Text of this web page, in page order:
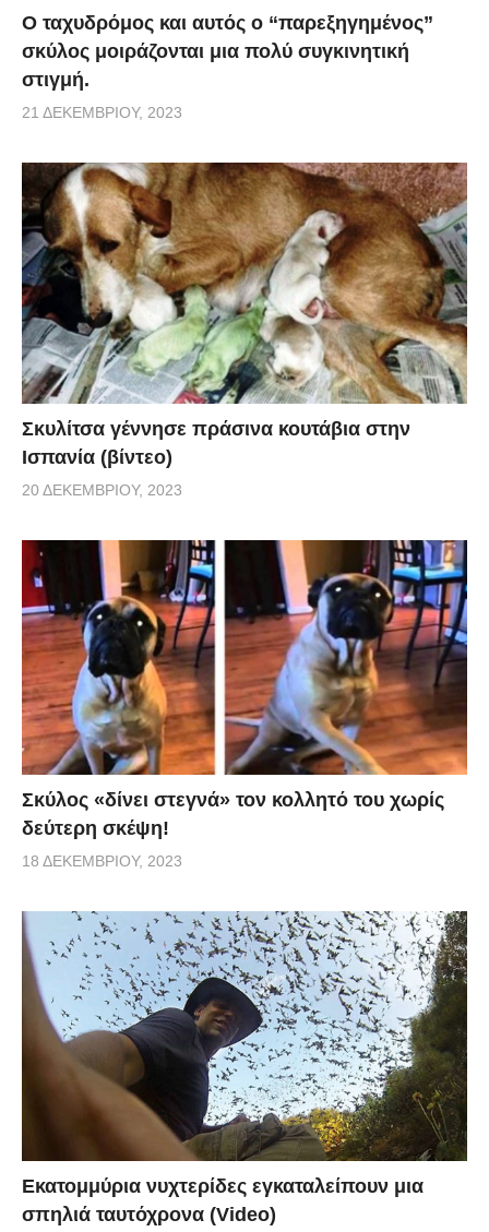
Ο ταχυδρόμος και αυτός ο “παρεξηγημένος”
σκύλος μοιράζονται μια πολύ συγκινητική
στιγμή.
21 ΔΕΚΕΜΒΡΊΟΥ, 2023
Σκυλίτσα γέννησε πράσινα κουτάβια στην
Ισπανία (βίντεο)
20 ΔΕΚΕΜΒΡΊΟΥ, 2023
Σκύλος «δίνει στεγνά» τον κολλητό του χωρίς
δεύτερη σκέψη!
18 ΔΕΚΕΜΒΡΊΟΥ, 2023
Εκατομμύρια νυχτερίδες εγκαταλείπουν μια
σπηλιά ταυτόχρονα (Video)